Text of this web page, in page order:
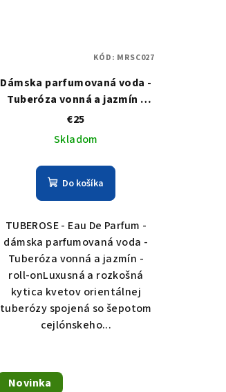
Dámska parfumovaná voda -
Tuberóza vonná a jazmín -
TUBEROSE - roll-on
€25
Skladom
Do košíka
TUBEROSE - Eau De Parfum -
dámska parfumovaná voda -
Tuberóza vonná a jazmín -
roll-onLuxusná a rozkošná
kytica kvetov orientálnej
tuberózy spojená so šepotom
cejlónskeho...
KÓD: MRSC027
Novinka